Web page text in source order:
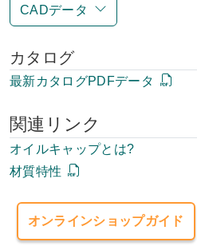
CADデータ
カタログ
最新カタログPDFデータ
関連リンク
オイルキャップとは?
材質特性
オンラインショップガイド